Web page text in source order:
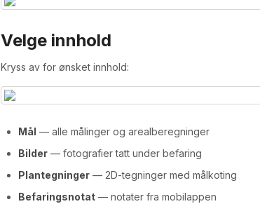
Velge innhold
Kryss av for ønsket innhold:
Mål — alle målinger og arealberegninger
Bilder — fotografier tatt under befaring
Plantegninger — 2D-tegninger med målkoting
Befaringsnotat — notater fra mobilappen